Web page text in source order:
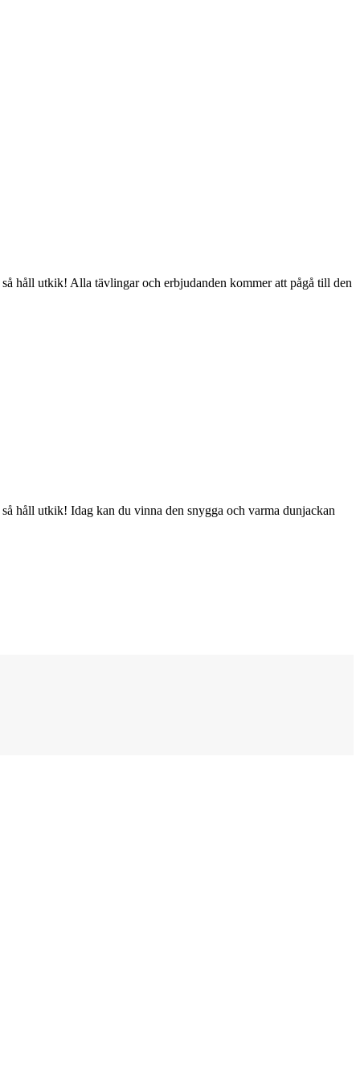
håll utkik! Alla tävlingar och erbjudanden kommer att pågå till den
håll utkik! Idag kan du vinna den snygga och varma dunjackan